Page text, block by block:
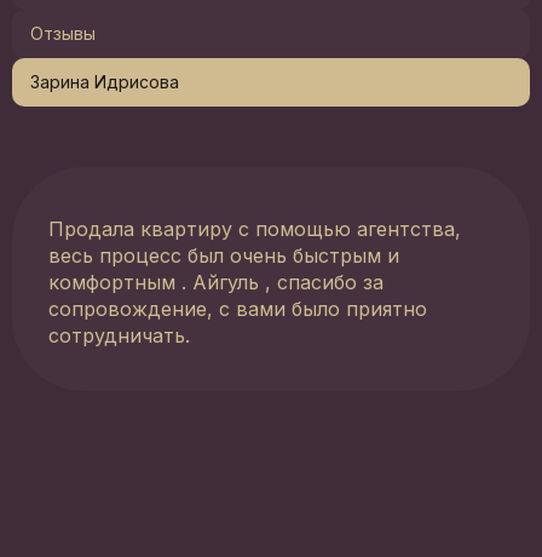
Отзывы
Зарина Идрисова
Продала квартиру с помощью агентства,
весь процесс был очень быстрым и
комфортным . Айгуль , спасибо за
сопровождение, с вами было приятно
сотрудничать.